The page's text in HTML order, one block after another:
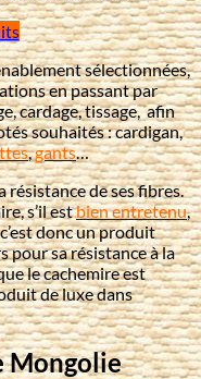
sélectionnées,
en passant par
cardage, tissage, afin
souhaités : cardigan,
,gants…
résistance de ses fibres.
s’il estbien entretenu,
donc un produit
pour sa résistance à la
le cachemire est
de luxe dans
Mongolie